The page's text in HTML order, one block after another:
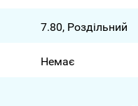
7.80, Роздільний
Немає